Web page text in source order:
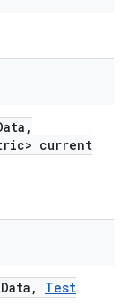
,
current
Data ,
Test